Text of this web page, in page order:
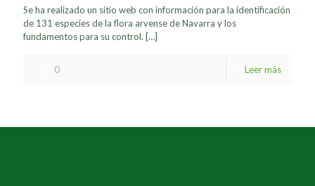
Se ha realizado un sitio web con información para la identificación
de 131 especies de la flora arvense de Navarra y los
fundamentos para su control. […]
0 Leer más